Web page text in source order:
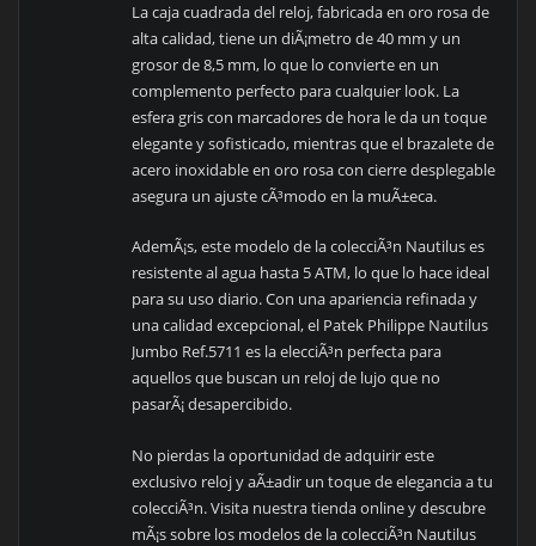
La caja cuadrada del reloj, fabricada en oro rosa de
alta calidad, tiene un diÃ¡metro de 40 mm y un
grosor de 8,5 mm, lo que lo convierte en un
complemento perfecto para cualquier look. La
esfera gris con marcadores de hora le da un toque
elegante y sofisticado, mientras que el brazalete de
acero inoxidable en oro rosa con cierre desplegable
asegura un ajuste cÃ³modo en la muÃ±eca.
AdemÃ¡s, este modelo de la colecciÃ³n Nautilus es
resistente al agua hasta 5 ATM, lo que lo hace ideal
para su uso diario. Con una apariencia refinada y
una calidad excepcional, el Patek Philippe Nautilus
Jumbo Ref.5711 es la elecciÃ³n perfecta para
aquellos que buscan un reloj de lujo que no
pasarÃ¡ desapercibido.
No pierdas la oportunidad de adquirir este
exclusivo reloj y aÃ±adir un toque de elegancia a tu
colecciÃ³n. Visita nuestra tienda online y descubre
mÃ¡s sobre los modelos de la colecciÃ³n Nautilus